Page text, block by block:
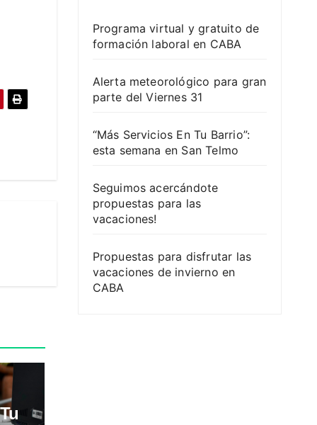
Programa virtual y gratuito de
formación laboral en CABA
Alerta meteorológico para gran
parte del Viernes 31
“Más Servicios En Tu Barrio”:
esta semana en San Telmo
Seguimos acercándote
propuestas para las
vacaciones!
Propuestas para disfrutar las
vacaciones de invierno en
CABA